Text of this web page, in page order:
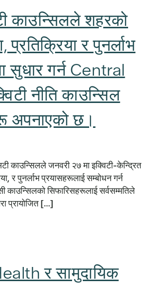
काउन्सिलले शहरको
प्रतिक्रिया र पुनर्लाभ
सुधार गर्न Central
नीति काउन्सिल
अपनाएको छ।
काउन्सिलले जनवरी २७ मा इक्विटी-केन्द्रित
र पुनर्लाभ प्रयासहरूलाई सम्बोधन गर्न
काउन्सिलको सिफारिसहरूलाई सर्वसम्मतिले
प्रायोजित […]
र सामुदायिक